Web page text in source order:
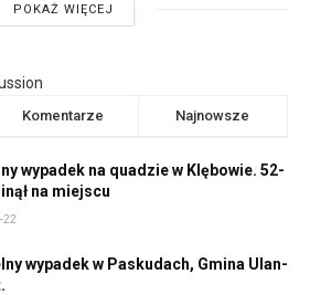
POKAŻ WIĘCEJ
Komentarze Najnowsze
wypadek na quadzie w Klębowie. 52-
na miejscu
22
wypadek w Paskudach, Gmina Ulan-